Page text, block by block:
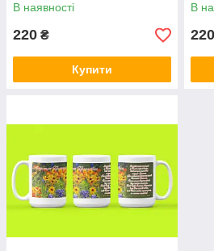
В наявності
220 ₴
Купити
В
220